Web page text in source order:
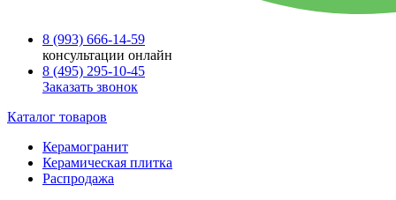
8 (993) 666-14-59
консультации онлайн
8 (495) 295-10-45
Заказать звонок
Каталог товаров
Керамогранит
Керамическая плитка
Распродажа